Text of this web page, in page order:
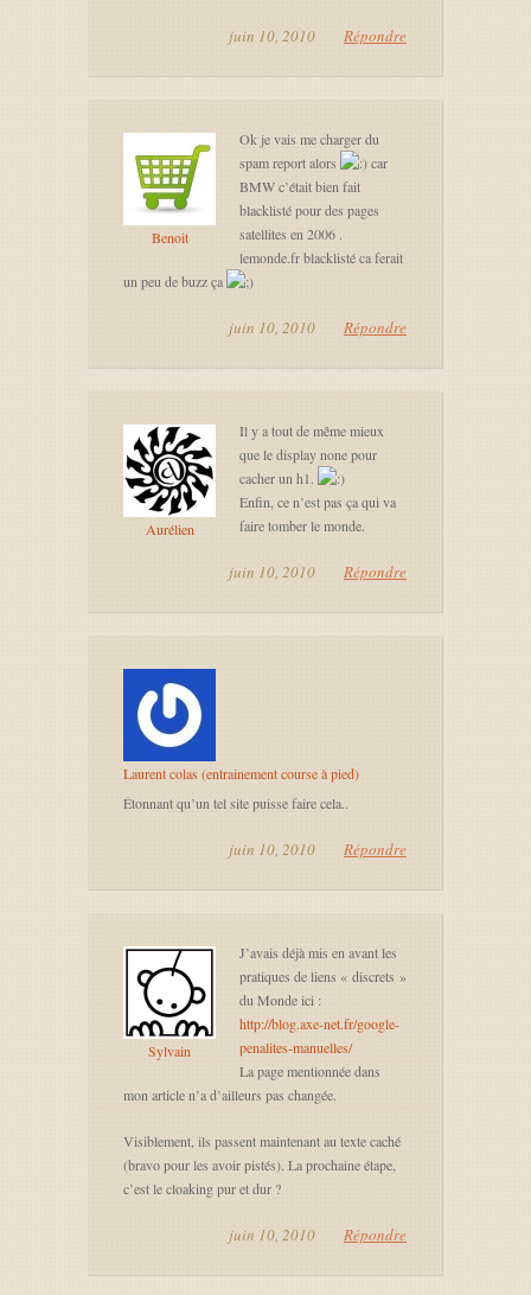
juin 10, 2010 Répondre
Benoit
Ok je vais me charger du
spam report alors
car
BMW c’était bien fait
blacklisté pour des pages
satellites en 2006 .
lemonde.fr blacklisté ca ferait
un peu de buzz ça
juin 10, 2010 Répondre
Aurélien
Il y a tout de même mieux
que le display none pour
cacher un h1.
Enfin, ce n’est pas ça qui va
faire tomber le monde.
juin 10, 2010 Répondre
Laurent colas (entrainement course à pied)
Étonnant qu’un tel site puisse faire cela..
juin 10, 2010 Répondre
Sylvain
J’avais déjà mis en avant les
pratiques de liens « discrets »
du Monde ici :
http://blog.axe-net.fr/google-
penalites-manuelles/
La page mentionnée dans
mon article n’a d’ailleurs pas changée.
Visiblement, ils passent maintenant au texte caché
(bravo pour les avoir pistés). La prochaine étape,
c’est le cloaking pur et dur ?
juin 10, 2010 Répondre